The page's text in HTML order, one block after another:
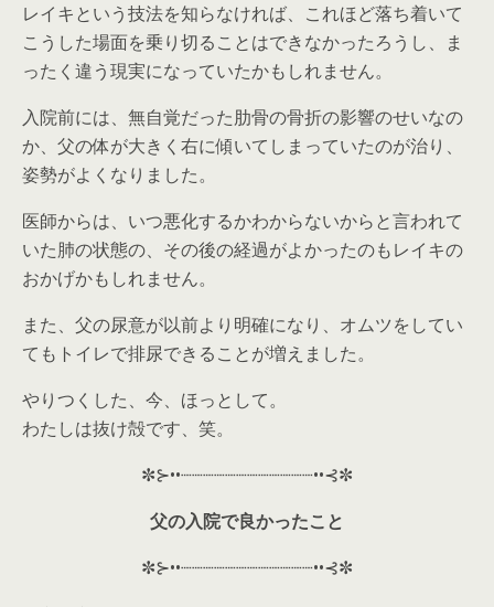
レイキという技法を知らなければ、これほど落ち着いて
こうした場面を乗り切ることはできなかったろうし、ま
ったく違う現実になっていたかもしれません。
入院前には、無自覚だった肋骨の骨折の影響のせいなの
か、父の体が大きく右に傾いてしまっていたのが治り、
姿勢がよくなりました。
医師からは、いつ悪化するかわからないからと言われて
いた肺の状態の、その後の経過がよかったのもレイキの
おかげかもしれません。
また、父の尿意が以前より明確になり、オムツをしてい
てもトイレで排尿できることが増えました。
やりつくした、今、ほっとして。
わたしは抜け殻です、笑。
✼⊱••┈┈┈┈┈┈┈┈┈┈┈┈••⊰✼
父の入院で良かったこと
✼⊱••┈┈┈┈┈┈┈┈┈┈┈┈••⊰✼